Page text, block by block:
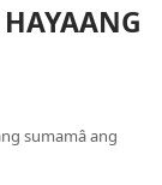
sumamâ ang